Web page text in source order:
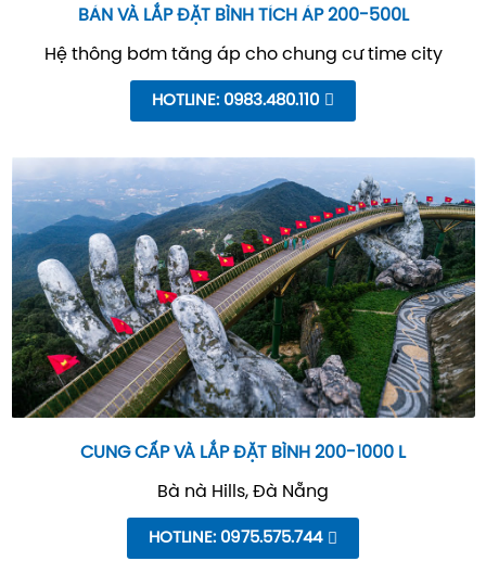
BÁN VÀ LẮP ĐẶT BÌNH TÍCH ÁP 200-500L
Hệ thông bơm tăng áp cho chung cư time city
HOTLINE: 0983.480.110
CUNG CẤP VÀ LẮP ĐẶT BÌNH 200-1000 L
Bà nà Hills, Đà Nẵng
HOTLINE: 0975.575.744